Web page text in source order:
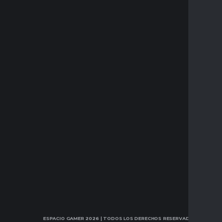
ESPACIO GAMER 2026 | TODOS LOS DERECHOS RESERVADOS.